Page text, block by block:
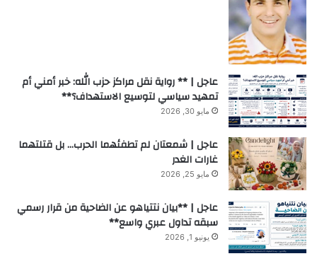
عاجل | ** رواية نقل مراكز حزب الله: خبر أمني أم
تمهيد سياسي لتوسيع الاستهداف؟**
مايو 30, 2026
عاجل | شمعتان لم تطفئهما الحرب… بل قتلتهما
غارات الغدر
مايو 25, 2026
عاجل | **بيان نتتياهو عن الضاحية من قرار رسمي
سبقه تداول عبري واسع**
يونيو 1, 2026